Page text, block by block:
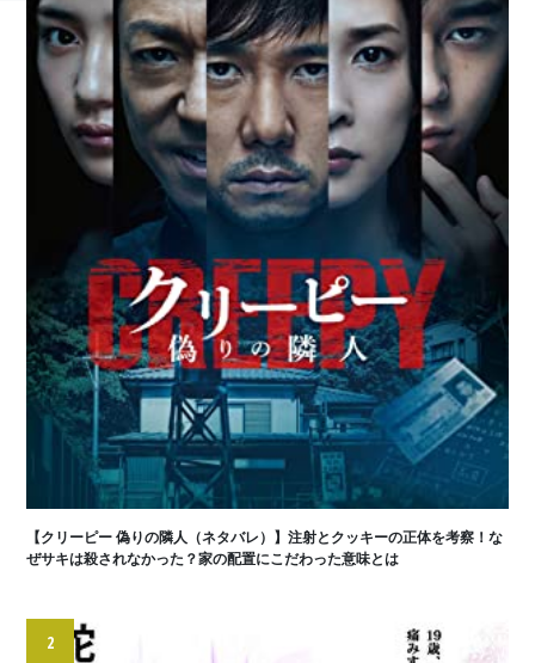
【クリーピー 偽りの隣人（ネタバレ）】注射とクッキーの正体を考察！な
ぜサキは殺されなかった？家の配置にこだわった意味とは
2